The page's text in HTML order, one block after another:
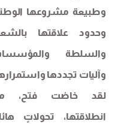
وطبيعة مشروعها الوطني،
وحدود علاقتها بالشعب
والسلطة والمؤسسات،
وآليات تجددها واستمرارها.
لقد خاضت فتح، منذ
انطلاقتها، تحولاتٍ هائلة؛